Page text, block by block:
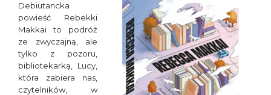
Debiutancka
powieść Rebekki
Makkai to podróż
ze zwyczajną, ale
tylko z pozoru,
bibliotekarką, Lucy,
która zabiera nas,
czytelników, w